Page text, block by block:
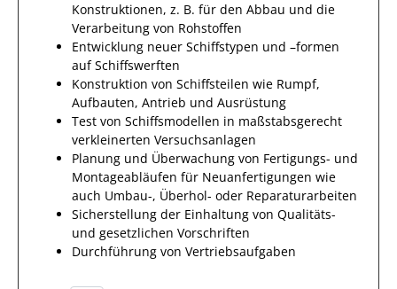
Konstruktionen, z. B. für den Abbau und die
Verarbeitung von Rohstoffen
Entwicklung neuer Schiffstypen und –formen
auf Schiffswerften
Konstruktion von Schiffsteilen wie Rumpf,
Aufbauten, Antrieb und Ausrüstung
Test von Schiffsmodellen in maßstabsgerecht
verkleinerten Versuchsanlagen
Planung und Überwachung von Fertigungs- und
Montageabläufen für Neuanfertigungen wie
auch Umbau-, Überhol- oder Reparaturarbeiten
Sicherstellung der Einhaltung von Qualitäts-
und gesetzlichen Vorschriften
Durchführung von Vertriebsaufgaben